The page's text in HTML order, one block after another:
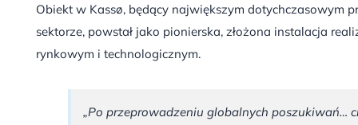
Obiekt w Kassø, będący największym dotychczasowym
sektorze, powstał jako pionierska, złożona instalacja
rynkowym i technologicznym.
„Po przeprowadzeniu globalnych poszukiwań…